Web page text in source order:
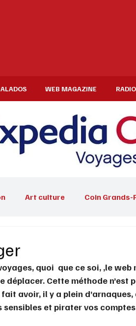
WEB MAGAZINE RADIO
Art culture Coin
Vins Alcools Technologie
quoi  que ce soi, ,le web
déplacer. Cette méthode n’est
avoir, il y a plein
et pirater vos